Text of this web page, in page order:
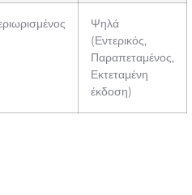
Ψηλά
(Εντερικός,
Παραπεταμένος,
Εκτεταμένη
έκδοση)